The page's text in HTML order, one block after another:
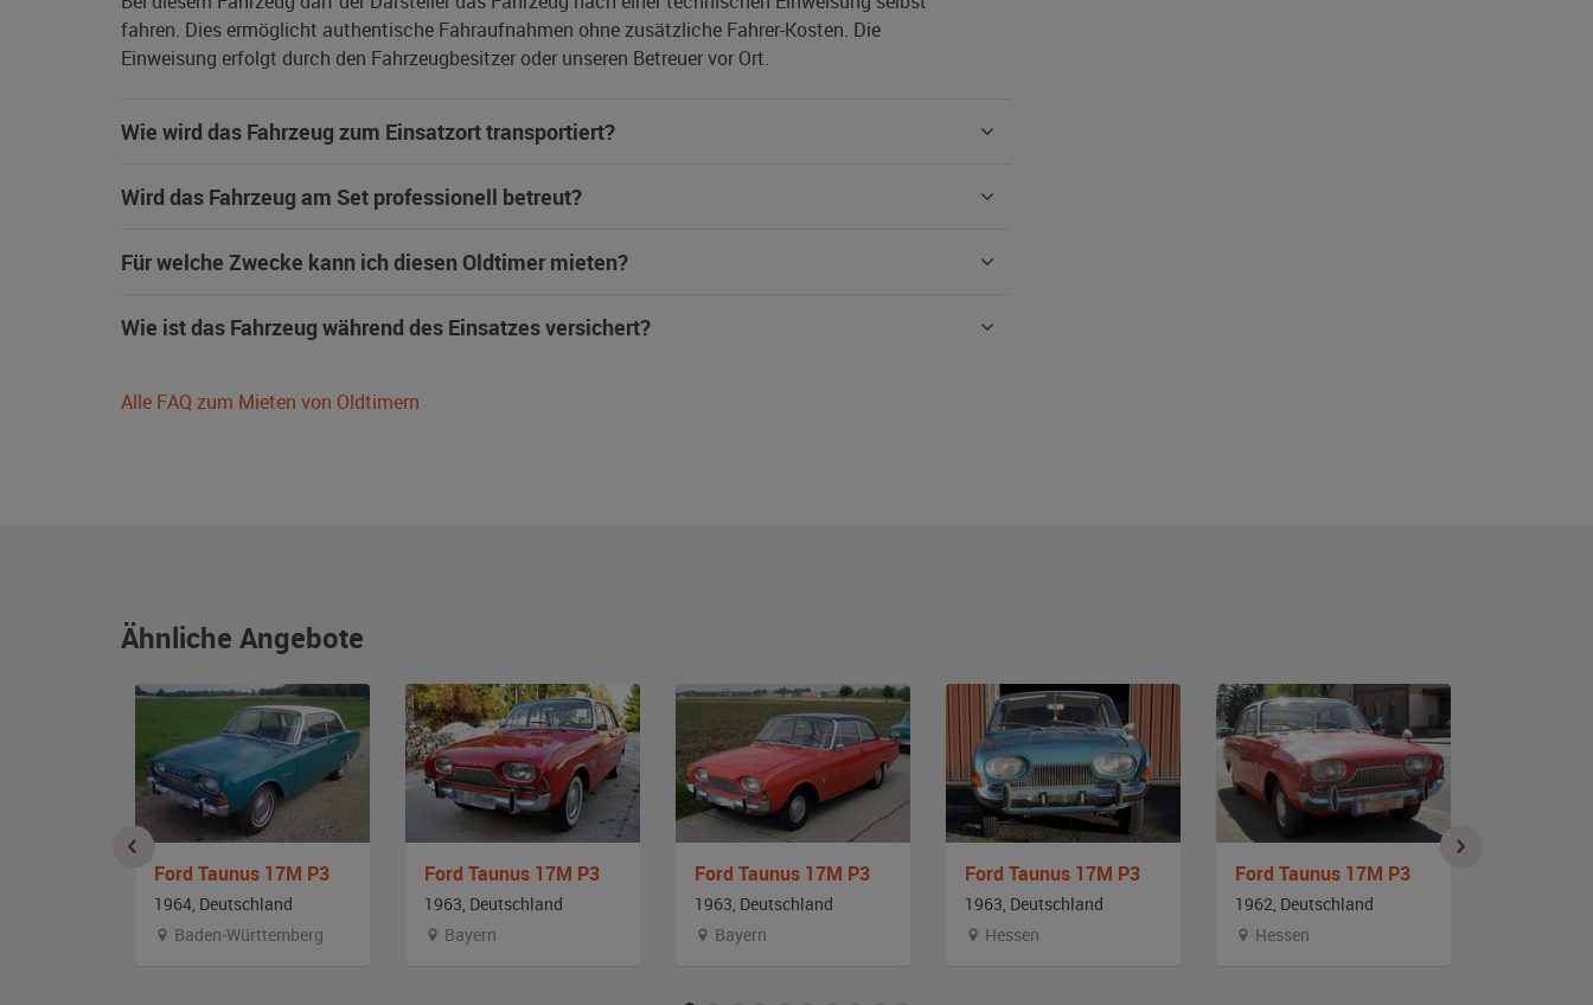
fahren. Dies ermöglicht authentische Fahraufnahmen ohne zusätzliche Fahrer-Kosten. Die
Einweisung erfolgt durch den Fahrzeugbesitzer oder unseren Betreuer vor Ort.
Wie wird das Fahrzeug zum Einsatzort transportiert?
Wird das Fahrzeug am Set professionell betreut?
Für welche Zwecke kann ich diesen Oldtimer mieten?
Wie ist das Fahrzeug während des Einsatzes versichert?
Alle FAQ zum Mieten von Oldtimern
Ähnliche Angebote
Ford Taunus 17M P3
1964, Deutschland
Baden-Württemberg
Ford Taunus 17M P3
1963, Deutschland
Bayern
Ford Taunus 17M P3
1963, Deutschland
Bayern
Ford Taunus 17M P3
1963, Deutschland
Hessen
Ford Taunus 17M P3
1962, Deutschland
Hessen